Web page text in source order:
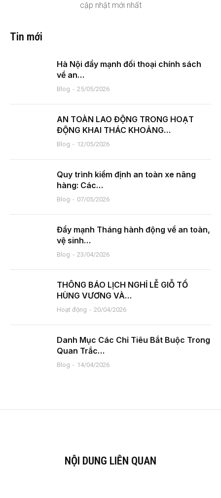
cập nhật mới nhất
Tin mới
Hà Nội đẩy mạnh đối thoại chính sách
về an…
Blog 25/05/2026
AN TOÀN LAO ĐỘNG TRONG HOẠT
ĐỘNG KHAI THÁC KHOẢNG…
Blog 12/05/2026
Quy trình kiểm định an toàn xe nâng
hàng: Các…
Blog 07/05/2026
Đẩy mạnh Tháng hành động về an toàn,
vệ sinh…
Blog 23/04/2026
THÔNG BÁO LỊCH NGHỈ LỄ GIỖ TỔ
HÙNG VƯƠNG VÀ…
Hoạt động 20/04/2026
Danh Mục Các Chỉ Tiêu Bắt Buộc Trong
Quan Trắc…
Blog 14/04/2026
NỘI DUNG LIÊN QUAN